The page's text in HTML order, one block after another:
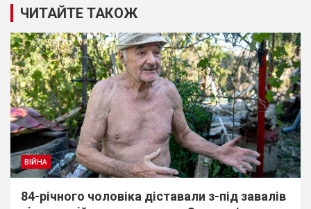
ЧИТАЙТЕ ТАКОЖ
ВІЙНА
84-річного чоловіка діставали з-під завалів